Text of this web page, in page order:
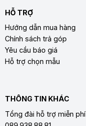
HỖ TRỢ
Hướng dẫn mua hàng
Chính sách trả góp
Yêu cầu báo giá
Hỗ trợ chọn mẫu
THÔNG TIN KHÁC
Tổng đài hỗ trợ miễn phí